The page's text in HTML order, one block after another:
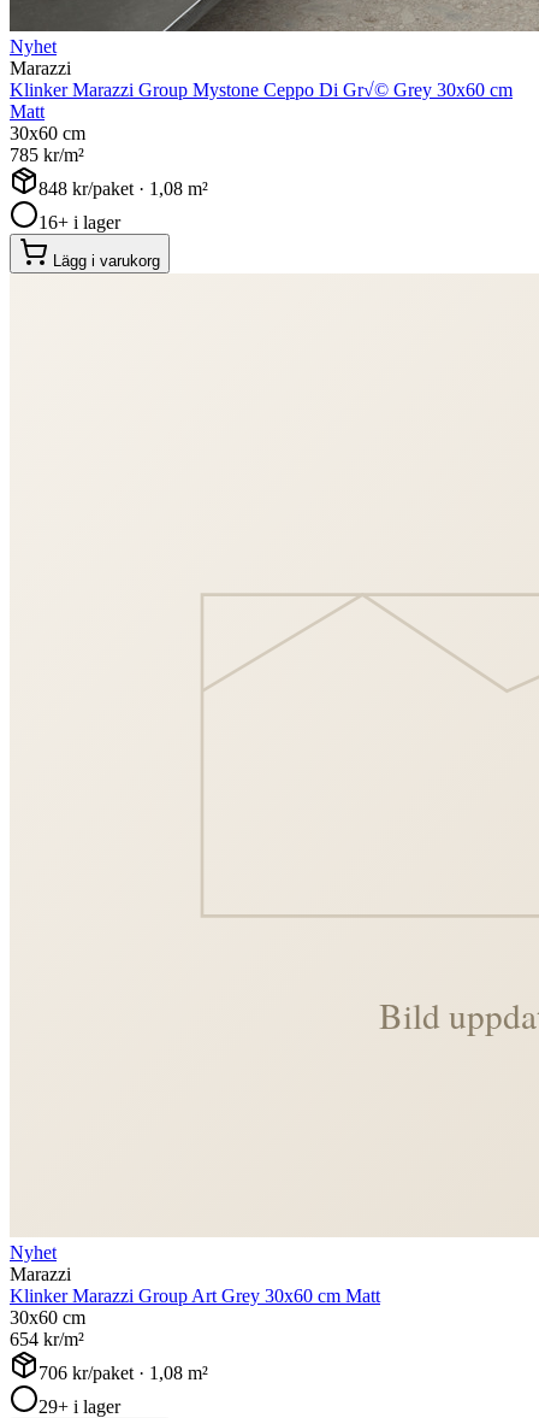
Nyhet
Marazzi
Klinker Marazzi Group Mystone Ceppo Di Gr√© Grey 30x60 cm
Matt
30x60 cm
785 kr/m²
848 kr/paket · 1,08 m²
16+ i lager
Lägg i varukorg
Nyhet
Marazzi
Klinker Marazzi Group Art Grey 30x60 cm Matt
30x60 cm
654 kr/m²
706 kr/paket · 1,08 m²
29+ i lager